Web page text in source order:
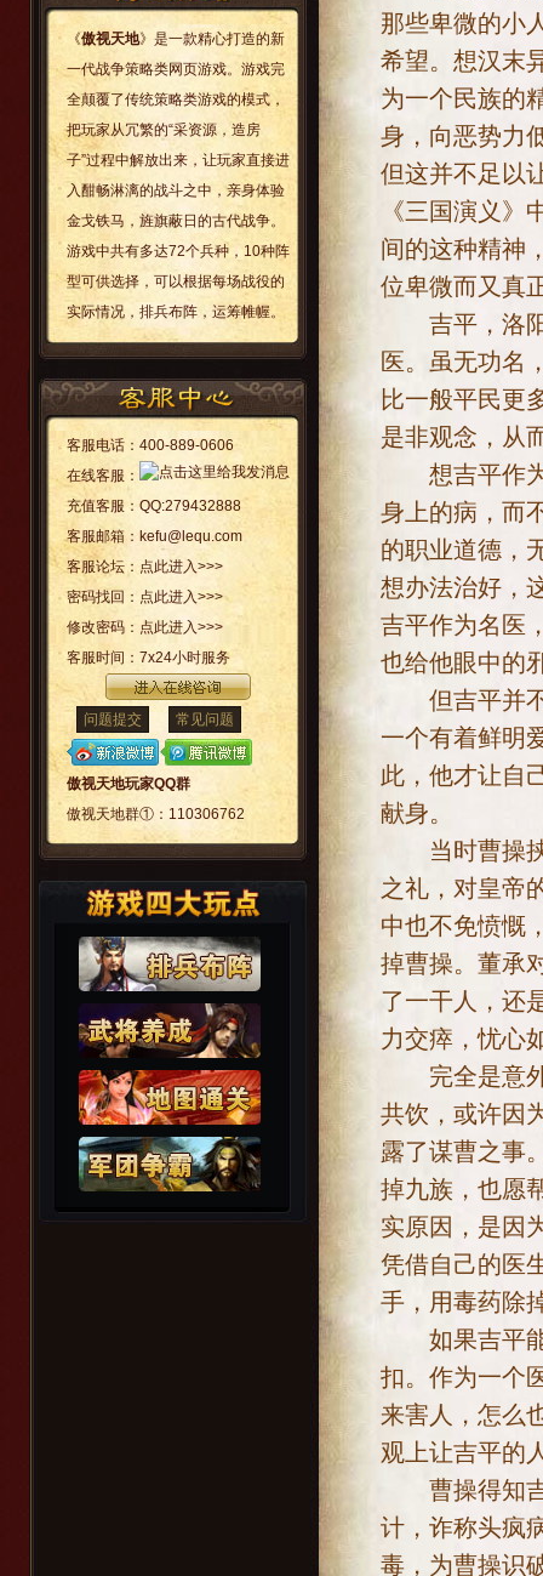
《傲视天地》是一款精心打造的新
一代战争策略类网页游戏。游戏完
全颠覆了传统策略类游戏的模式，
把玩家从冗繁的“采资源，造房
子”过程中解放出来，让玩家直接进
入酣畅淋漓的战斗之中，亲身体验
金戈铁马，旌旗蔽日的古代战争。
游戏中共有多达72个兵种，10种阵
型可供选择，可以根据每场战役的
实际情况，排兵布阵，运筹帷幄。
客服电话： 400-889-0606
在线客服：
充值客服： QQ:279432888
客服邮箱： kefu@lequ.com
客服论坛： 点此进入>>>
密码找回： 点此进入>>>
修改密码： 点此进入>>>
客服时间： 7x24小时服务
问题提交 常见问题
傲视天地玩家QQ群
傲视天地群①： 110306762
那些卑微的小
希望。想汉末
为一个民族的
身，向恶势力
但这并不足以
《三国演义
间的这种精神
位卑微而又真
吉平，洛阳
医。虽无功名
比一般平民更
是非观念，从
想吉平作为
身上的病，而
的职业道德，
想办法治好，
吉平作为名医
也给他眼中的
但吉平并不
一个有着鲜明
此，他才让自
献身。
当时曹操挟
之礼，对皇帝
中也不免愤慨
掉曹操。董承
了一干人，还
力交瘁，忧心
完全是意外
共饮，或许因
露了谋曹之事
掉九族，也愿
实原因，是因
凭借自己的医
手，用毒药除
如果吉平能
扣。作为一个
来害人，怎么
观上让吉平的
曹操得知吉
计，诈称头疯
毒，为曹操识